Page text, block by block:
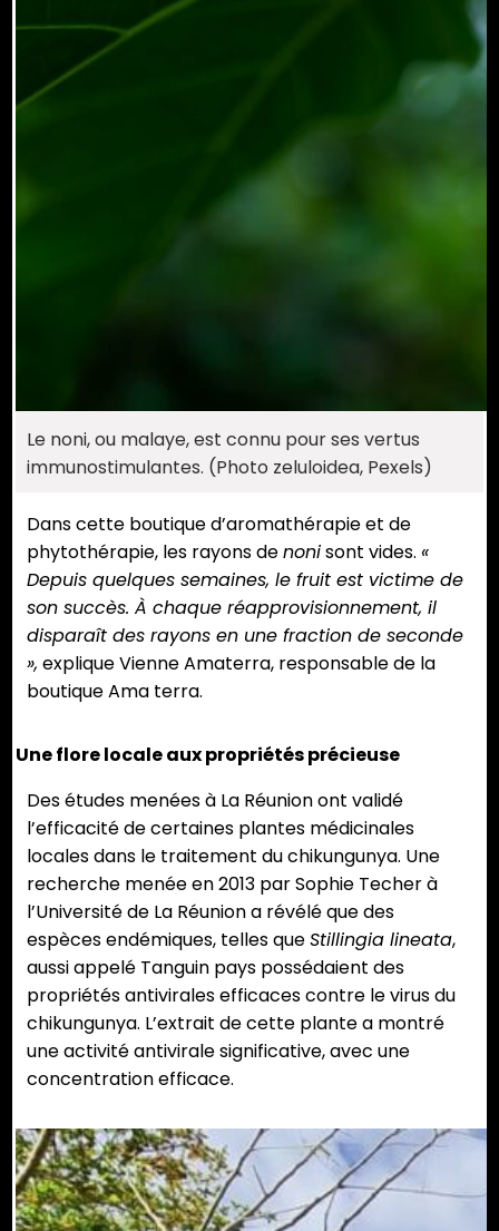
Le noni, ou malaye, est connu pour ses vertus
immunostimulantes. (Photo zeluloidea, Pexels)
Dans cette boutique d’aromathérapie et de
phytothérapie, les rayons denonisont vides. «
Depuis quelques semaines, le fruit est victime de
son succès. À chaque réapprovisionnement, il
disparaît des rayons en une fraction de seconde
», explique Vienne Amaterra, responsable de la
boutique Ama terra.
Une flore locale aux propriétés précieuse
Des études menées à La Réunion ont validé
l’efficacité de certaines plantes médicinales
locales dans le traitement du chikungunya. Une
recherche menée en 2013 par Sophie Techer à
l’Université de La Réunion a révélé que des
espèces endémiques, telles queStillingia lineata,
aussi appelé Tanguin pays possédaient des
propriétés antivirales efficaces contre le virus du
chikungunya. L’extrait de cette plante a montré
une activité antivirale significative, avec une
concentration efficace.